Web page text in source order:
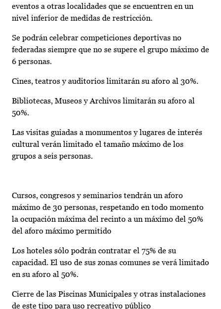
eventos a otras localidades que se encuentren en un
nivel inferior de medidas de restricción.
Se podrán celebrar competiciones deportivas no
federadas siempre que no se supere el grupo máximo de
6 personas.
Cines, teatros y auditorios limitarán su aforo al 30%.
Bibliotecas, Museos y Archivos limitarán su aforo al
50%.
Las visitas guiadas a monumentos y lugares de interés
cultural verán limitado el tamaño máximo de los
grupos a seis personas.
Cursos, congresos y seminarios tendrán un aforo
máximo de 30 personas, respetando en todo momento
la ocupación máxima del recinto a un máximo del 50%
del aforo máximo permitido
Los hoteles sólo podrán contratar el 75% de su
capacidad. El uso de sus zonas comunes se verá limitado
en su aforo al 50%.
Cierre de las Piscinas Municipales y otras instalaciones
de este tipo para uso recreativo público